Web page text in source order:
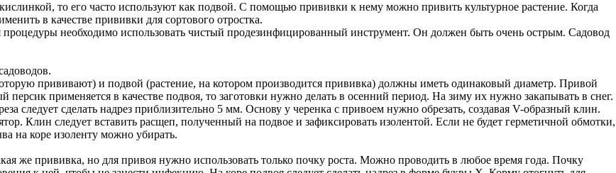
то его часто используют как подвой. С помощью прививки к нему можно привить культурное растение. Когда
в качестве прививки для сортового отростка.
необходимо использовать чистый продезинфицированный инструмент. Он должен быть очень острым. Садовод
прививают) и подвой (растение, на котором производится прививка) должны иметь одинаковый диаметр. Привой
применяется в качестве подвоя, то заготовки нужно делать в осенний период. На зиму их нужно закапывать в снег.
следует сделать надрез приблизительно 5 мм. Основу у черенка с привоем нужно обрезать, создавая V-образный клин.
Клин следует вставить расщеп, полученный на подвое и зафиксировать изолентой. Если не будет герметичной обмотки,
на коре изоленту можно убирать.
же прививка, но для привоя нужно использовать только почку роста. Можно проводить в любое время года. Почку